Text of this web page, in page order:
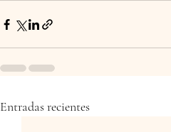
Entradas recientes